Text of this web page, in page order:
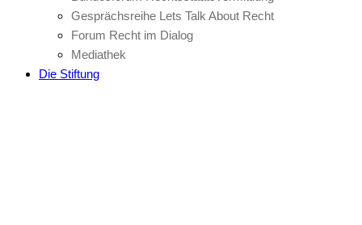
Gesprächsreihe Lets Talk About Recht
Forum Recht im Dialog
Mediathek
Die Stiftung